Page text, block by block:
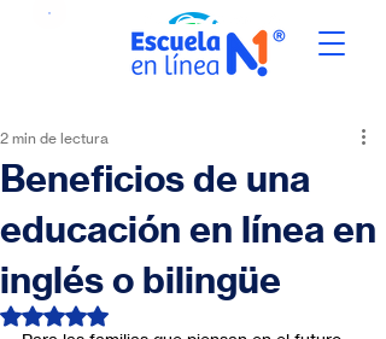
Beneficios de una
educación en línea en
inglés o bilingüe
2 min de lectura
Obtuvo NaN de 5 estrellas.